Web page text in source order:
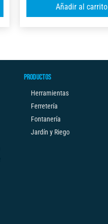
C/FRENOX2
32MM
cantidad
Añadir al carrito
PRODUCTOS
Herramientas
Ferretería
Fontanería
Jardín y Riego